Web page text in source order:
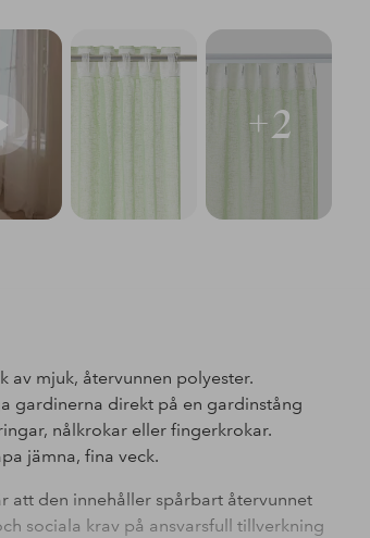
+2
av mjuk, återvunnen polyester.
gardinerna direkt på en gardinstång
nålkrokar eller fingerkrokar.
jämna, fina veck.
att den innehåller spårbart återvunnet
sociala krav på ansvarsfull tillverkning